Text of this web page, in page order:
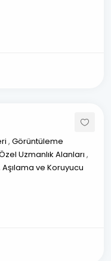
, Görüntüleme
Uzmanlık Alanları ,
Aşılama ve Koruyucu